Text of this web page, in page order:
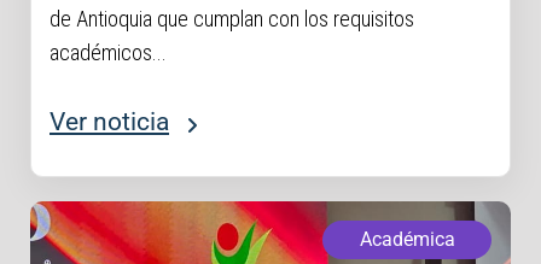
de Antioquia que cumplan con los requisitos
académicos...
Ver noticia
Académica